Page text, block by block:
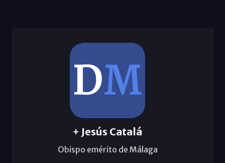
+ Jesús Catalá
Obispo emérito de Málaga